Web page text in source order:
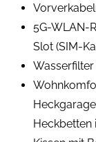
5G-WLAN-
Slot (SIM-
Heckbetten